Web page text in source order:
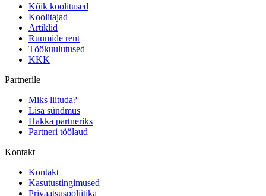
Kõik koolitused
Koolitajad
Artiklid
Ruumide rent
Töökuulutused
KKK
Partnerile
Miks liituda?
Lisa sündmus
Hakka partneriks
Partneri töölaud
Kontakt
Kontakt
Kasutustingimused
Privaatsuspoliitika